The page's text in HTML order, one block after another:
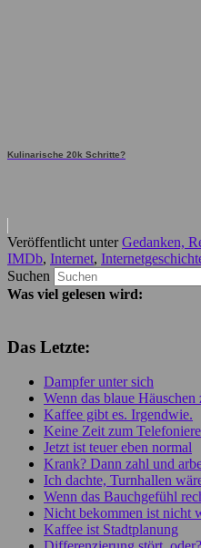
Kulinarische 20k Schritte?
Veröffentlicht unter Gedanken,
IMDb, Internet,
Suchen
Was viel gelesen wird:
Das Letzte:
Dampfer unter sich
Wenn das blaue
Kaffee gibt es. Irgendwie.
Keine Zeit zum
Jetzt ist teuer eben normal
Krank? Dann zahl und
Ich dachte, Turnhallen
Wenn das Bauchgefühl
Nicht bekommen ist nicht
Kaffee ist Stadtplanung